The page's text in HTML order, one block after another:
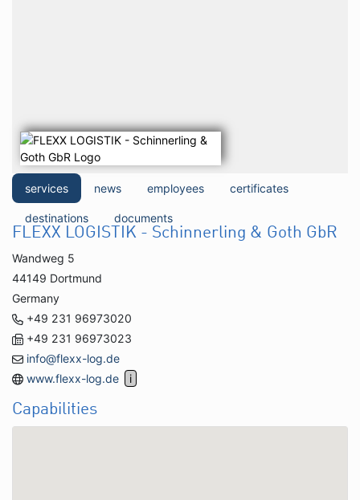
services news employees certificates
destinations documents
FLEXX LOGISTIK - Schinnerling & Goth GbR
Wandweg 5
44149 Dortmund
Germany
+49 231 96973020
+49 231 96973023
info@flexx-log.de
www.flexx-log.de
Capabilities